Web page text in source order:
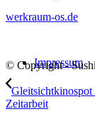
Impressum
werkraum-os.de
© Copyright -
Zeitarbeit